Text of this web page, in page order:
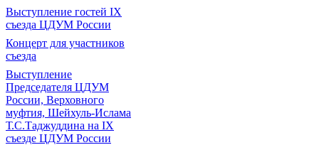
Выступление гостей IX
съезда ЦДУМ России
Концерт для участников
съезда
Выступление
Председателя ЦДУМ
России, Верховного
муфтия, Шейхуль-Ислама
Т.С.Таджуддина на IX
съезде ЦДУМ России